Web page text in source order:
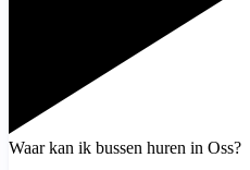
Waar kan ik bussen huren in Oss?